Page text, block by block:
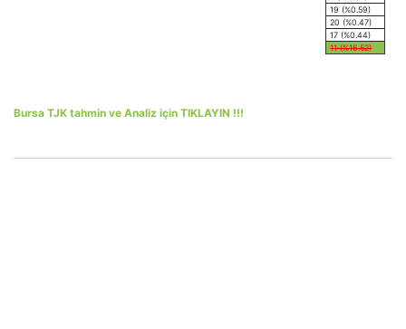
19 (%0.59)
20 (%0.47)
17 (%0.44)
11 (%16.52)
Bursa TJK tahmin ve Analiz için TIKLAYIN !!!